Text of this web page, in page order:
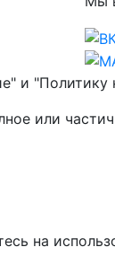
и "Политику
или
на